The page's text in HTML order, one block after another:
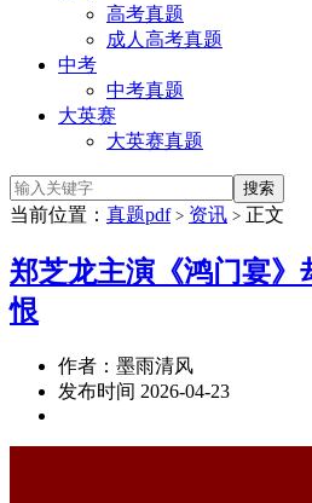
高考真题
成人高考真题
中考
中考真题
大英赛
大英赛真题
当前位置： 真题pdf > 资讯 > 正文
郑芝龙主演《鸿门宴》
恨
作者：墨雨清风
发布时间 2026-04-23